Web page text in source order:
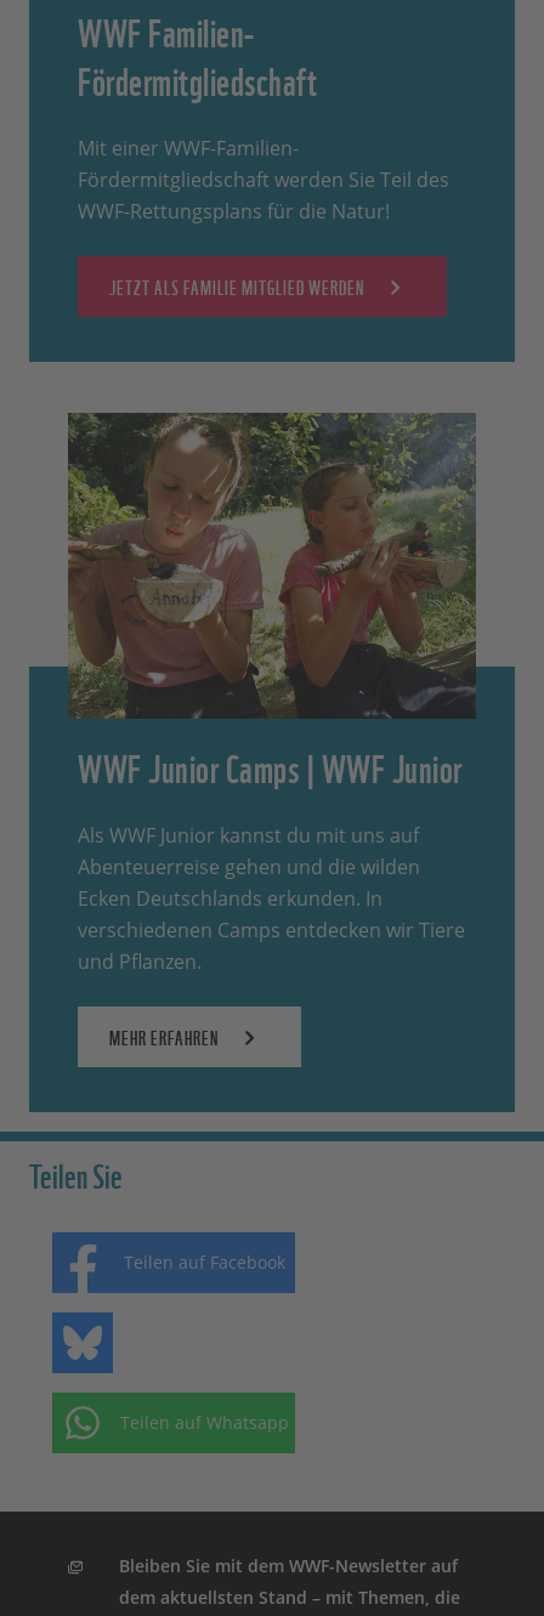
WWF Familien-
Fördermitgliedschaft
Mit einer WWF-Familien-
Fördermitgliedschaft werden Sie Teil des
WWF-Rettungsplans für die Natur!
JETZT ALS FAMILIE MITGLIED WERDEN
WWF Junior Camps | WWF Junior
Als WWF Junior kannst du mit uns auf
Abenteuerreise gehen und die wilden
Ecken Deutschlands erkunden. In
verschiedenen Camps entdecken wir Tiere
und Pflanzen.
MEHR ERFAHREN
Teilen Sie
Teilen auf Facebook
Teilen auf Whatsapp
Bleiben Sie mit dem WWF-Newsletter auf
dem aktuellsten Stand – mit Themen, die